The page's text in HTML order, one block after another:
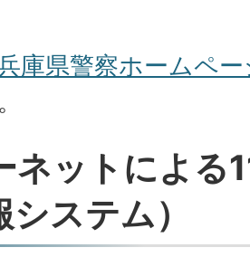
庫県警察ホームペ
ネットによる
ステム）